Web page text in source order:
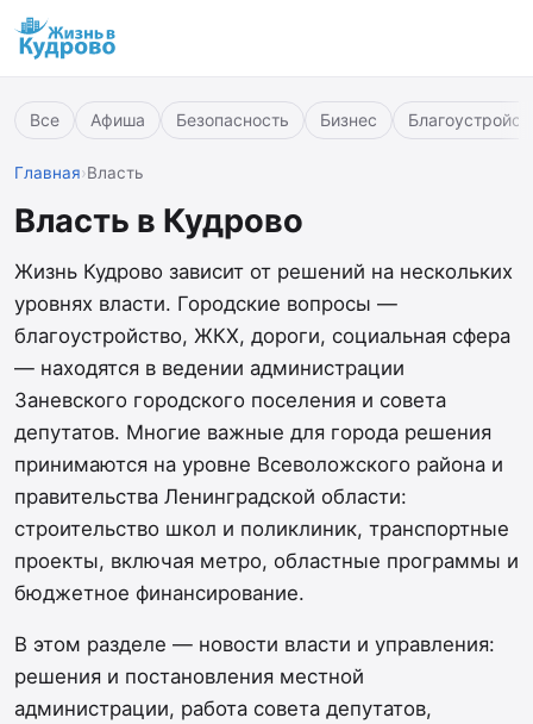
Все Афиша Безопасность Бизнес
Главная›Власть
Власть в Кудрово
Жизнь Кудрово зависит от решений на нескольких
уровнях власти. Городские вопросы —
благоустройство, ЖКХ, дороги, социальная сфера
— находятся в ведении администрации
Заневского городского поселения и совета
депутатов. Многие важные для города решения
принимаются на уровне Всеволожского района и
правительства Ленинградской области:
строительство школ и поликлиник, транспортные
проекты, включая метро, областные программы и
бюджетное финансирование.
В этом разделе — новости власти и управления:
решения и постановления местной
администрации, работа совета депутатов,